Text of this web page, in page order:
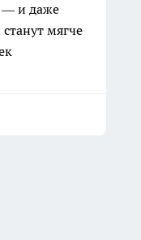
— и даже
мягче